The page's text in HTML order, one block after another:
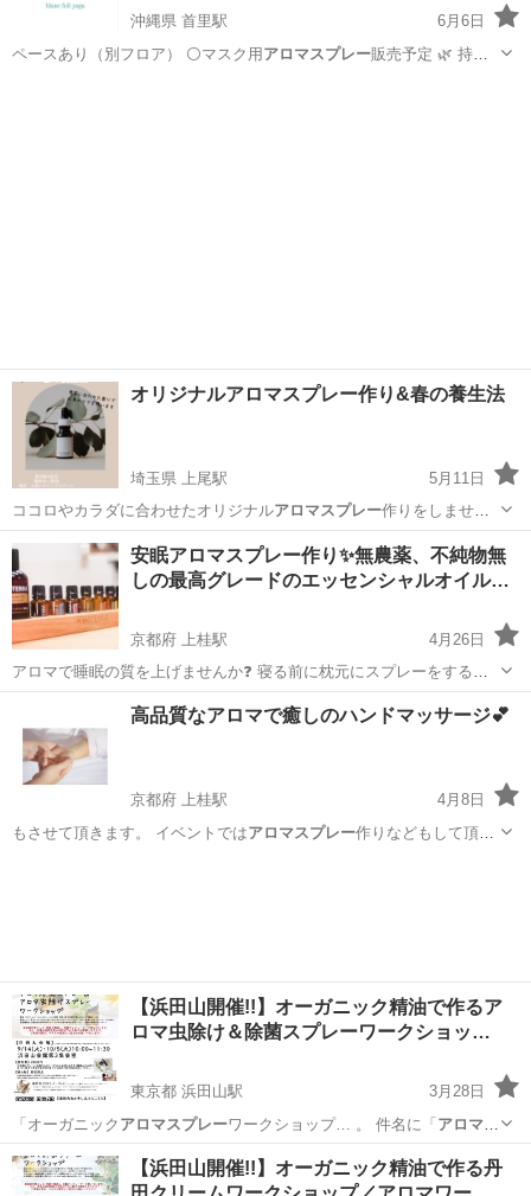
沖縄県 首里駅
6月6日
ペースあり（別フロア） ⚪マスク用アロマスプレー販売予定 🌿 持ち
オリジナルアロマスプレー作り&春の養生法
埼玉県 上尾駅
5月11日
ココロやカラダに合わせたオリジナルアロマスプレー作りをしません
か？😊 アロマ…
上尾市 上尾駅 アロマ
安眠アロマスプレー作り✨無農薬、不純物無
しの最高グレードのエッセンシャルオイル…
京都府 上桂駅
4月26日
アロマで睡眠の質を上げませんか❓ 寝る前に枕元にスプレーをするこ
とで、アロマの香りが副交感神経を優位にし、心と身体がリラック
ス、安眠を誘います💕 安眠効果のあるエッセンシャルオイルの種類は
たくさんあります。 甘い香りだけ...
京都市 上桂駅
高品質なアロマで癒しのハンドマッサージ💕
京都府 上桂駅
4月8日
もさせて頂きます。 イベントではアロマスプレー作りなどもして頂け
【浜田山開催!!】オーガニック精油で作るア
ロマ虫除け＆除菌スプレーワークショッ…
東京都 浜田山駅
3月28日
「オーガニック アロマスプレーワークショップ… 。 件名に「アロマス
プレー申し込み」（L…
東京 杉並区 浜田山駅 アロマ 会館
【浜田山開催!!】オーガニック精油で作る丹